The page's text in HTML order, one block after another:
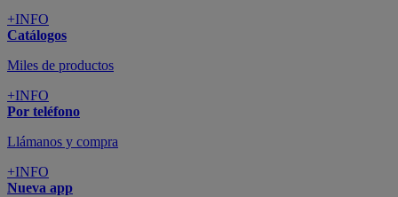
+INFO
Catálogos
Miles de productos
+INFO
Por teléfono
Llámanos y compra
+INFO
Nueva app